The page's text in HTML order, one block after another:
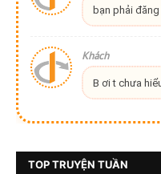
bạn phải
Khách
B ơi t chưa
TOP TRUYỆN TUẦN